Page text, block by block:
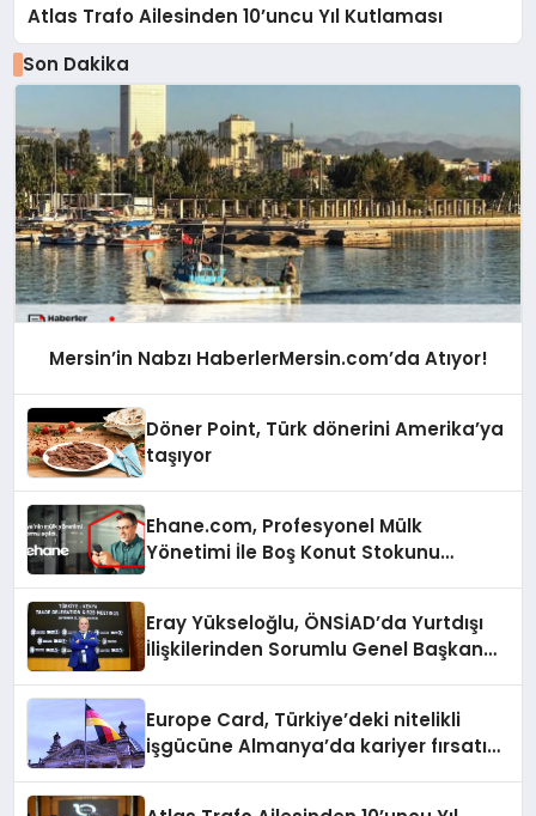
Atlas Trafo Ailesinden 10’uncu Yıl Kutlaması
Son Dakika
Mersin’in Nabzı HaberlerMersin.com’da Atıyor!
Döner Point, Türk dönerini Amerika’ya
taşıyor
Ehane.com, Profesyonel Mülk
Yönetimi İle Boş Konut Stokunu
Eray Yükseloğlu, ÖNSİAD’da Yurtdışı
İlişkilerinden Sorumlu Genel Başkan
Europe Card, Türkiye’deki nitelikli
işgücüne Almanya’da kariyer fırsatı